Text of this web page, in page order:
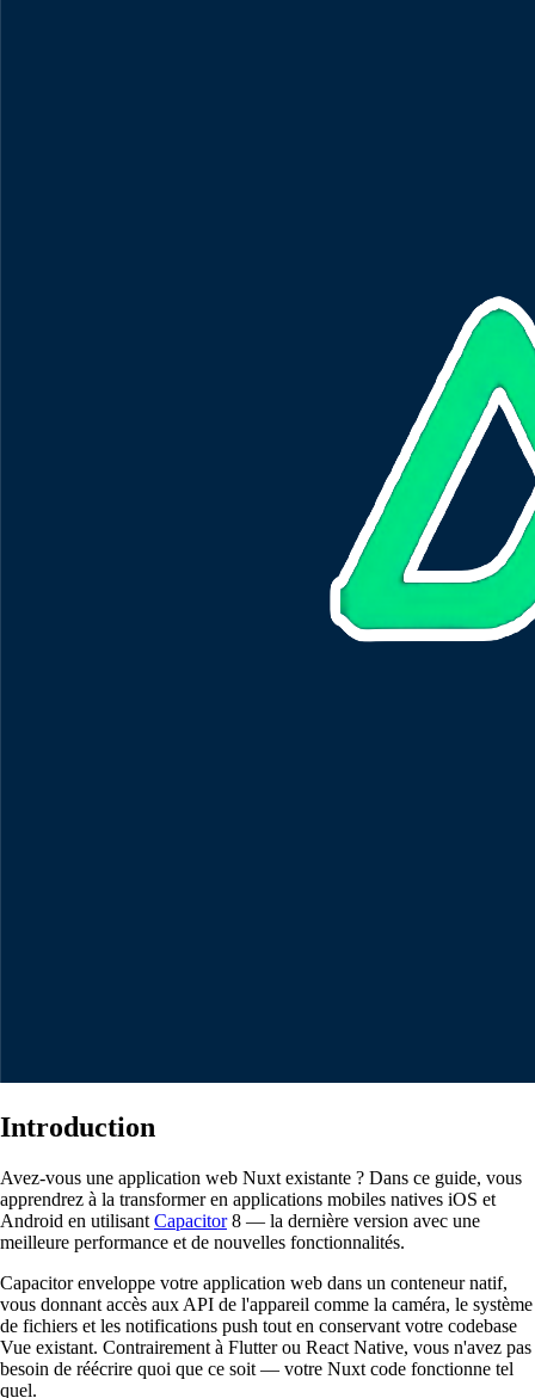
Introduction
Avez-vous une application web Nuxt existante ? Dans ce guide, vous
apprendrez à la transformer en applications mobiles natives iOS et
Android en utilisant Capacitor8 — la dernière version avec une
meilleure performance et de nouvelles fonctionnalités.
Capacitor enveloppe votre application web dans un conteneur natif,
vous donnant accès aux API de l'appareil comme la caméra, le système
de fichiers et les notifications push tout en conservant votre codebase
Vue existant. Contrairement à Flutter ou React Native, vous n'avez pas
besoin de réécrire quoi que ce soit — votre Nuxt code fonctionne tel
quel.